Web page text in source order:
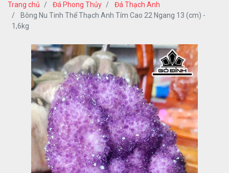
Trang chủ Đá Phong Thủy
Đá Thạch Anh
Bông Nu Tinh Thể Thạch Anh Tím Cao 22 Ngang 13 (cm) -
1,6kg